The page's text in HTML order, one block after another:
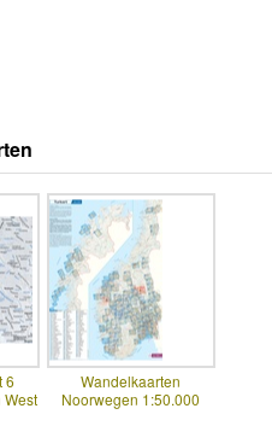
6
Wandelkaarten
Noorwegen 1:50.000